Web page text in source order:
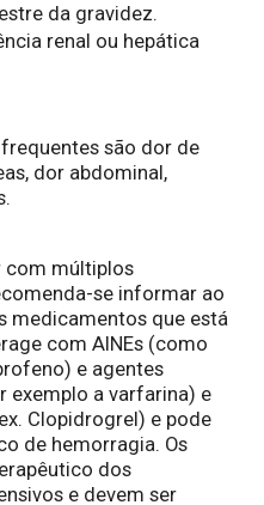
da gravidez.
renal ou hepática
são dor de
dor abdominal,
com múltiplos
se informar ao
medicamentos que está
com AINEs (como
e agentes
exemplo a varfarina) e
Clopidrogrel) e pode
de hemorragia. Os
dos
e devem ser